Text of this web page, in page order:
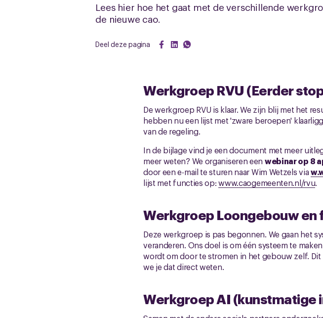
Lees hier hoe het gaat met de verschillende
de nieuwe cao.
Deel deze pagina
Werkgroep RVU (Eerder
De werkgroep RVU is klaar. We zijn blij met het
hebben nu een lijst met 'zware beroepen'
van de regeling.
In de bijlage vind je een document met meer
meer weten? We organiseren een webinar op 8
door een e-mail te sturen naar Wim Wetzels via
lijst met functies op:www.caogemeenten.nl/rvu.
Werkgroep Loongebouw
Deze werkgroep is pas begonnen. We gaan het
veranderen. Ons doel is om één systeem te
wordt om door te stromen in het gebouw zelf.
we je dat direct weten.
Werkgroep AI (kunstmatige